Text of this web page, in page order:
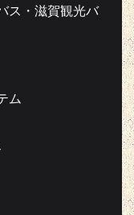
ス・滋賀観光バ
ム